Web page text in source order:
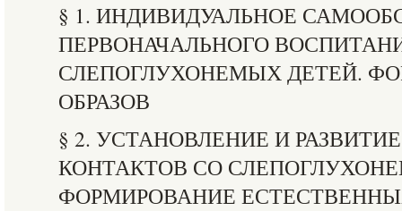
§ 1. ИНДИВИДУАЛЬНОЕ
ПЕРВОНАЧАЛЬНОГО
СЛЕПОГЛУХОНЕМЫХ ДЕТЕЙ.
ОБРАЗОВ
§ 2. УСТАНОВЛЕНИЕ И
КОНТАКТОВ СО
ФОРМИРОВАНИЕ